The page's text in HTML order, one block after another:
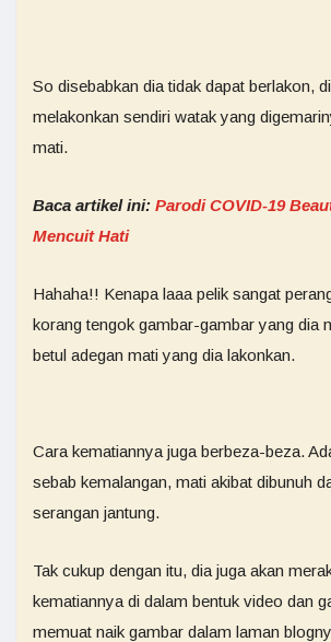
So disebabkan dia tidak dapat berlakon,
melakonkan sendiri watak yang
mati.
Baca artikel ini: Parodi COVID-19
Mencuit Hati
Hahaha!! Kenapa laaa pelik sangat
korang tengok gambar-gambar yang dia
betul adegan mati yang dia lakonkan.
Cara kematiannya juga berbeza-beza.
sebab kemalangan, mati akibat dibunuh
serangan jantung.
Tak cukup dengan itu, dia juga akan
kematiannya di dalam bentuk video dan
memuat naik gambar dalam laman